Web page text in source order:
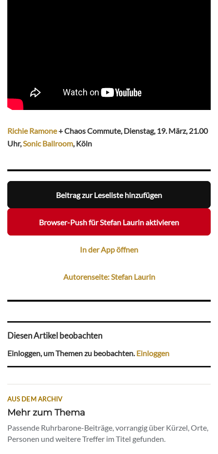
Richie Ramone+ Chaos Commute, Dienstag, 19. März, 21.00
Uhr,Sonic Ballroom, Köln
Beitrag zur Leseliste hinzufügen
Browser-Push für Stefan Laurin aktivieren
In der App öffnen
Autorenseite: Stefan Laurin
Diesen Artikel beobachten
Einloggen, um Themen zu beobachten. Einloggen
AUS DEM ARCHIV
Mehr zum Thema
Passende Ruhrbarone-Beiträge, vorrangig über Kürzel, Orte,
Personen und weitere Treffer im Titel gefunden.